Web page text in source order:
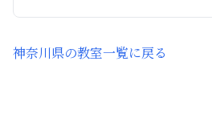
神奈川県の教室一覧に戻る